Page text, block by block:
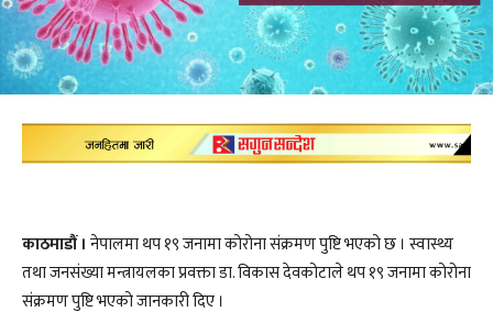
काठमाडौं । नेपालमा थप १९ जनामा कोरोना संक्रमण पुष्टि भएको छ । स्वास्थ्य
तथा जनसंख्या मन्त्रायलका प्रवक्ता डा. विकास देवकोटाले थप १९ जनामा कोरोना
संक्रमण पुष्टि भएको जानकारी दिए ।